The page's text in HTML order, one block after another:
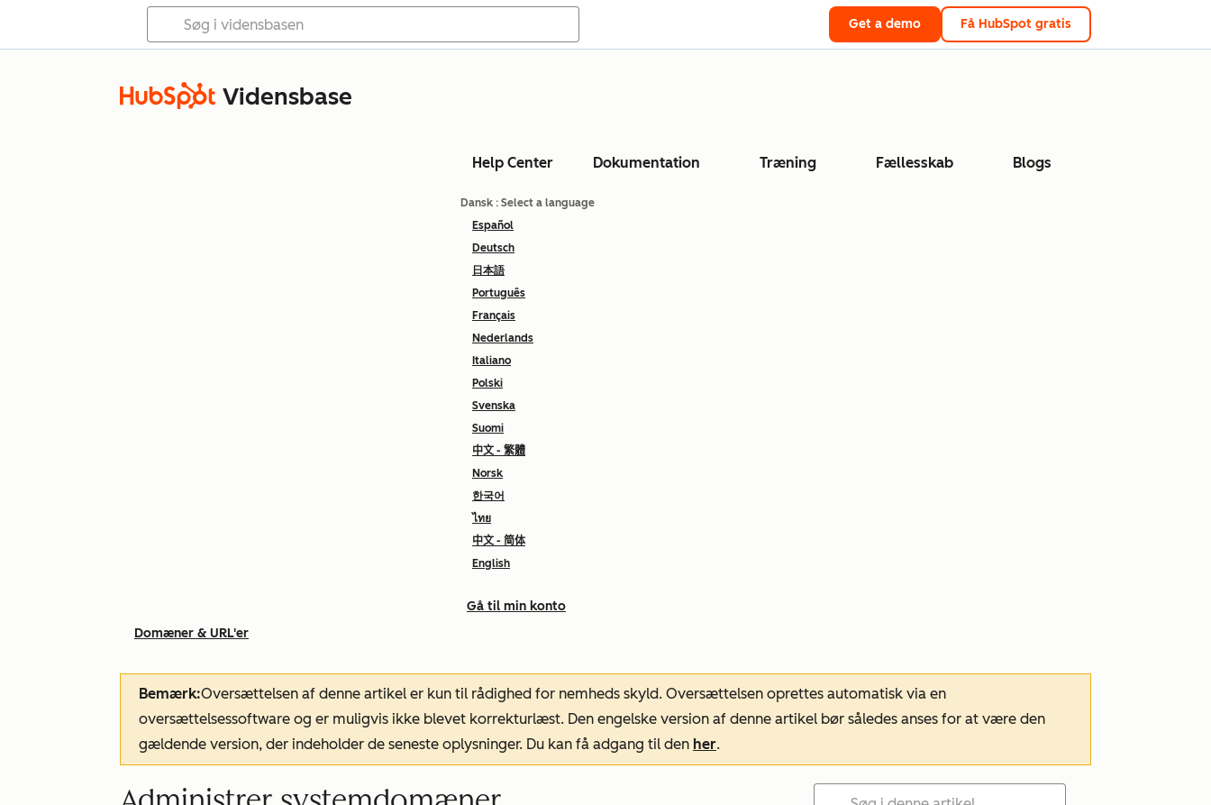
Get a demo Få HubSpot gratis
Vidensbase
Help Center Dokumentation Træning Fællesskab Blogs
Dansk : Select a language
Español
Deutsch
日本語
Português
Français
Nederlands
Italiano
Polski
Svenska
Suomi
中文 - 繁體
Norsk
한국어
ไทย
中文 - 简体
English
Gå til min konto
Domæner & URL'er
Bemærk:Oversættelsen af denne artikel er kun til rådighed for nemheds skyld. Oversættelsen oprettes automatisk via en
oversættelsessoftware og er muligvis ikke blevet korrekturlæst. Den engelske version af denne artikel bør således anses for at være den
gældende version, der indeholder de seneste oplysninger. Du kan få adgang til den her.